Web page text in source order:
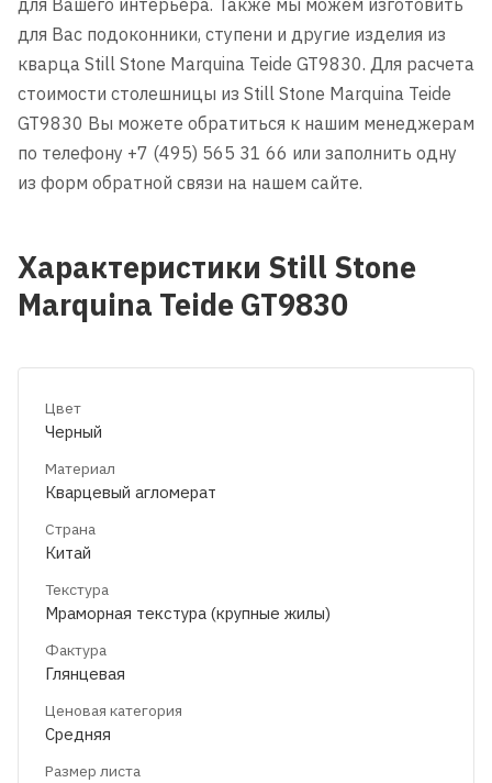
для Вас подоконники, ступени и другие изделия из
кварца Still Stone Marquina Teide GT9830. Для расчета
стоимости столешницы из Still Stone Marquina Teide
GT9830 Вы можете обратиться к нашим менеджерам
по телефону +7 (495) 565 31 66 или заполнить одну
из форм обратной связи на нашем сайте.
Характеристики Still Stone
Marquina Teide GT9830
Цвет
Черный
Материал
Кварцевый агломерат
Страна
Китай
Текстура
Мраморная текстура (крупные жилы)
Фактура
Глянцевая
Ценовая категория
Средняя
Размер листа